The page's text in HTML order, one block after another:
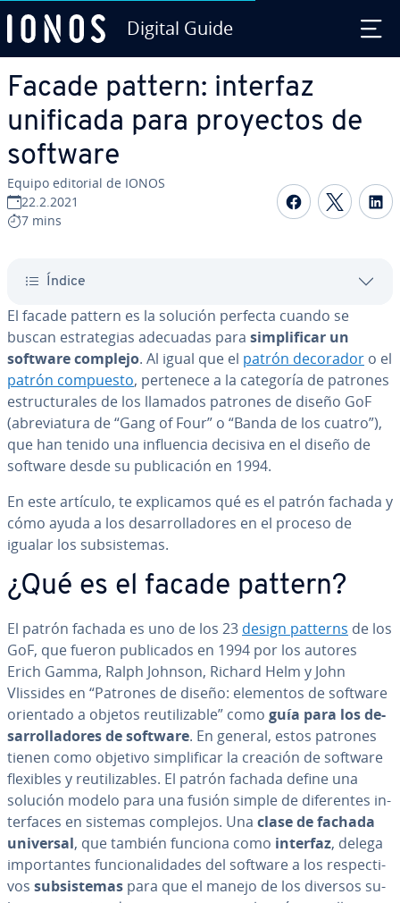
Digital Guide
Facade pattern: interfaz
unificada para proyectos de
software
Equipo editorial de IONOS
22.2.2021
7 mins
Compartir
Índice
El facade pattern es la solución perfecta cuando se
buscan es­tra­te­gias adecuadas para si­m­pli­fi­car un
software complejo. Al igual que el patrón decorador o el
patrón compuesto, pertenece a la categoría de patrones
es­tru­c­tu­ra­les de los llamados patrones de diseño GoF
(abre­via­tu­ra de “Gang of Four” o “Banda de los cuatro”),
que han tenido una in­flue­n­cia decisiva en el diseño de
software desde su pu­bli­ca­ción en 1994.
En este artículo, te ex­pli­ca­mos qué es el patrón fachada y
cómo ayuda a los de­sa­rro­lla­do­res en el proceso de
igualar los su­b­si­s­te­mas.
¿Qué es el facade pattern?
El patrón fachada es uno de los 23 design patterns de los
GoF, que fueron pu­bli­ca­dos en 1994 por los autores
Erich Gamma, Ralph Johnson, Richard Helm y John
Vlissides en “Patrones de diseño: elementos de software
orientado a objetos re­uti­li­za­ble” como guía para los de­
sa­rro­lla­do­res de software. En general, estos patrones
tienen como objetivo si­m­pli­fi­car la creación de software
flexibles y re­uti­li­za­bles. El patrón fachada define una
solución modelo para una fusión simple de di­fe­re­n­tes in­
te­r­fa­ces en sistemas complejos. Una clase de fachada
universal, que también funciona como interfaz, delega
im­po­r­ta­n­tes fu­n­cio­na­li­da­des del software a los re­s­pe­c­ti­
vos su­b­si­s­te­mas para que el manejo de los diversos su­